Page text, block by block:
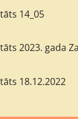
14_05
2023. gada
18.12.2022